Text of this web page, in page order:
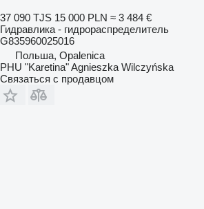
37 090 TJS 15 000 PLN ≈ 3 484 €
Гидравлика - гидрораспределитель
G835960025016
Польша, Opalenica
PHU "Karetina" Agnieszka Wilczyńska
Связаться с продавцом